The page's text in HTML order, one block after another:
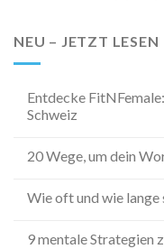
NEU – JETZT LESEN
Entdecke
Schweiz
20 Wege, um dein
Wie oft und wie
9 mentale Strategien